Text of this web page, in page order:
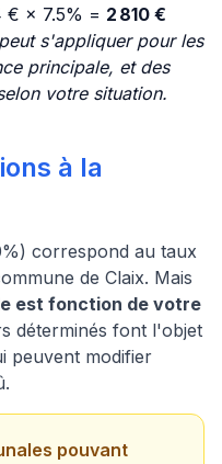
€ × 7.5% = 2 810 €
s'appliquer pour les
principale, et des
votre situation.
à la
correspond au taux
de Claix. Mais
est fonction de votre
déterminés font l'objet
peuvent modifier
pouvant